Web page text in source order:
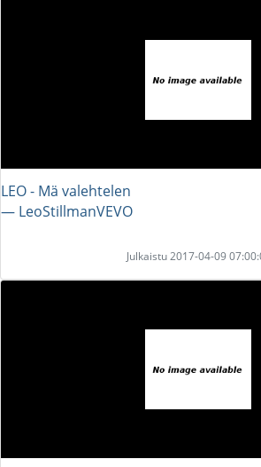
LEO - Mä valehtelen
― LeoStillmanVEVO
Julkaistu 2017-04-09